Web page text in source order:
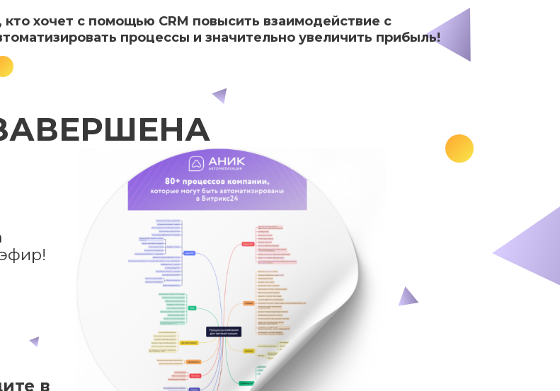
хочет с помощью CRM повысить взаимодействие с
процессы и значительно увеличить прибыль!
в